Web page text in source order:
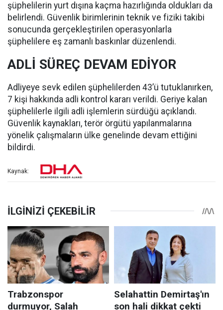
şüphelilerin yurt dışına kaçma hazırlığında oldukları da
belirlendi. Güvenlik birimlerinin teknik ve fiziki takibi
sonucunda gerçekleştirilen operasyonlarla
şüphelilere eş zamanlı baskınlar düzenlendi.
ADLİ SÜREÇ DEVAM EDİYOR
Adliyeye sevk edilen şüphelilerden 43’ü tutuklanırken,
7 kişi hakkında adli kontrol kararı verildi. Geriye kalan
şüphelilerle ilgili adli işlemlerin sürdüğü açıklandı.
Güvenlik kaynakları, terör örgütü yapılanmalarına
yönelik çalışmaların ülke genelinde devam ettiğini
bildirdi.
Kaynak: